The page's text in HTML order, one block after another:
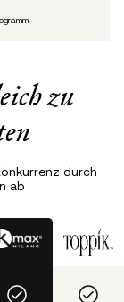
zu
durch
ab